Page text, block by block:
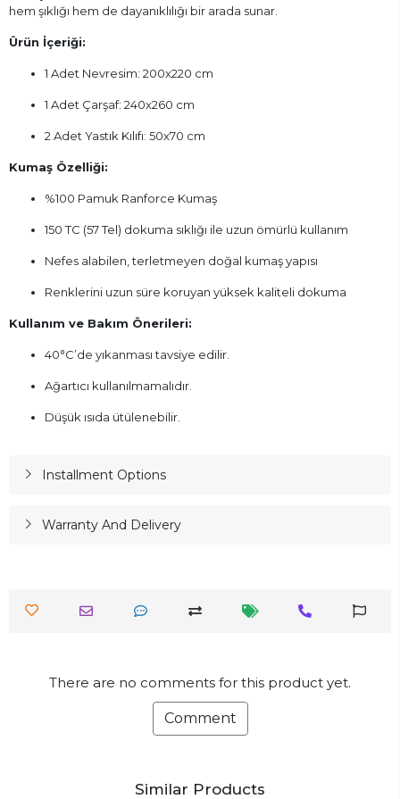
hem şıklığı hem de dayanıklılığı bir arada sunar.
Ürün İçeriği:
1 Adet Nevresim: 200x220 cm
1 Adet Çarşaf: 240x260 cm
2 Adet Yastık Kılıfı: 50x70 cm
Kumaş Özelliği:
%100 Pamuk Ranforce Kumaş
150 TC (57 Tel) dokuma sıklığı ile uzun ömürlü kullanım
Nefes alabilen, terletmeyen doğal kumaş yapısı
Renklerini uzun süre koruyan yüksek kaliteli dokuma
Kullanım ve Bakım Önerileri:
40°C’de yıkanması tavsiye edilir.
Ağartıcı kullanılmamalıdır.
Düşük ısıda ütülenebilir.
Installment Options
Warranty And Delivery
There are no comments for this product yet.
Comment
Similar Products